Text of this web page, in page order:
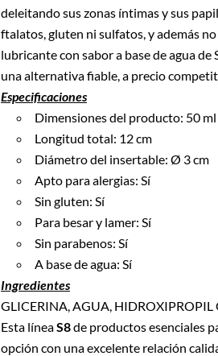
deleitando sus zonas íntimas y sus
ftalatos, gluten ni sulfatos, y además
lubricante con sabor a base de agua
una alternativa fiable, a precio
Especificaciones
Dimensiones del producto: 50 ml
Longitud total: 12 cm
Diámetro del insertable: Ø 3 cm
Apto para alergias: Sí
Sin gluten: Sí
Para besar y lamer: Sí
Sin parabenos: Sí
A base de agua: Sí
Ingredientes
GLICERINA, AGUA,
Esta líneaS8de productos esenciales
opción con una excelente relación